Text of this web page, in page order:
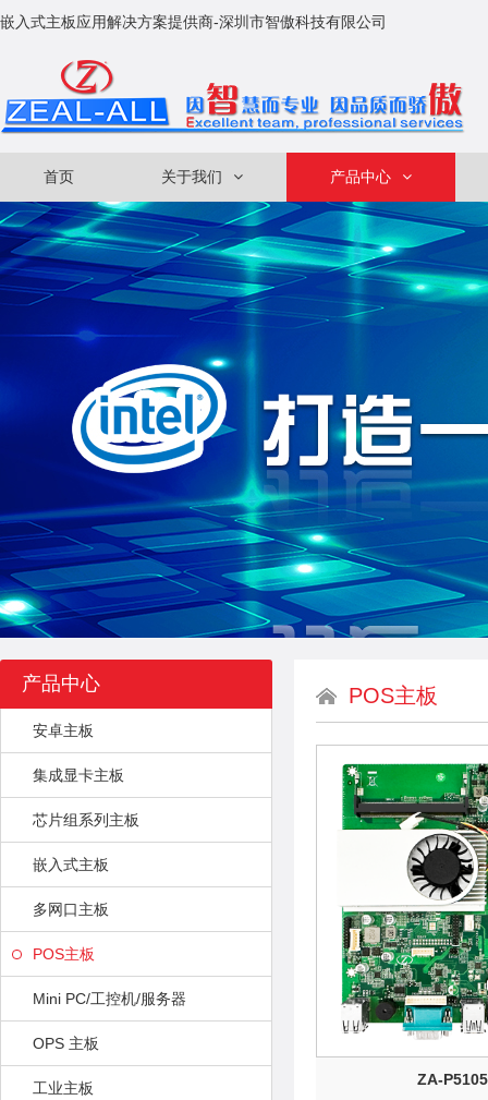
嵌入式主板应用解决方案提供商-深圳市智傲科技有限公司
首页 关于我们 产品中心
产品中心
安卓主板
集成显卡主板
芯片组系列主板
嵌入式主板
多网口主板
POS主板
Mini PC/工控机/服务器
OPS 主板
工业主板
POS主板
ZA-